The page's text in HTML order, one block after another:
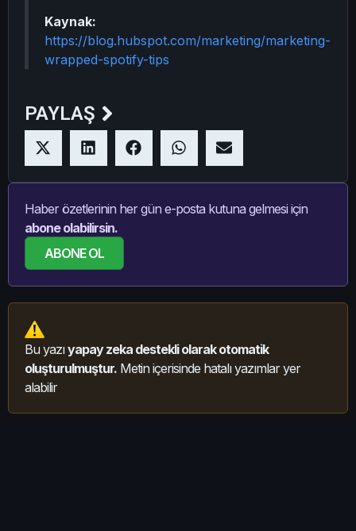
Kaynak:
https://blog.hubspot.com/marketing/marketing-
wrapped-spotify-tips
PAYLAŞ
Haber özetlerinin her gün e-posta kutuna gelmesi için
abone olabilirsin.
ABONE OL
Bu yazıyapay zeka destekli olarak otomatik
oluşturulmuştur. Metin içerisinde hatalı yazımlar yer
alabilir